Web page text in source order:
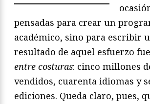
pensadas para crear un
académico, sino para escribir
resultado de aquel esfuerzo
entre costuras: cinco millones
vendidos, cuarenta idiomas y
ediciones. Queda claro, pues,